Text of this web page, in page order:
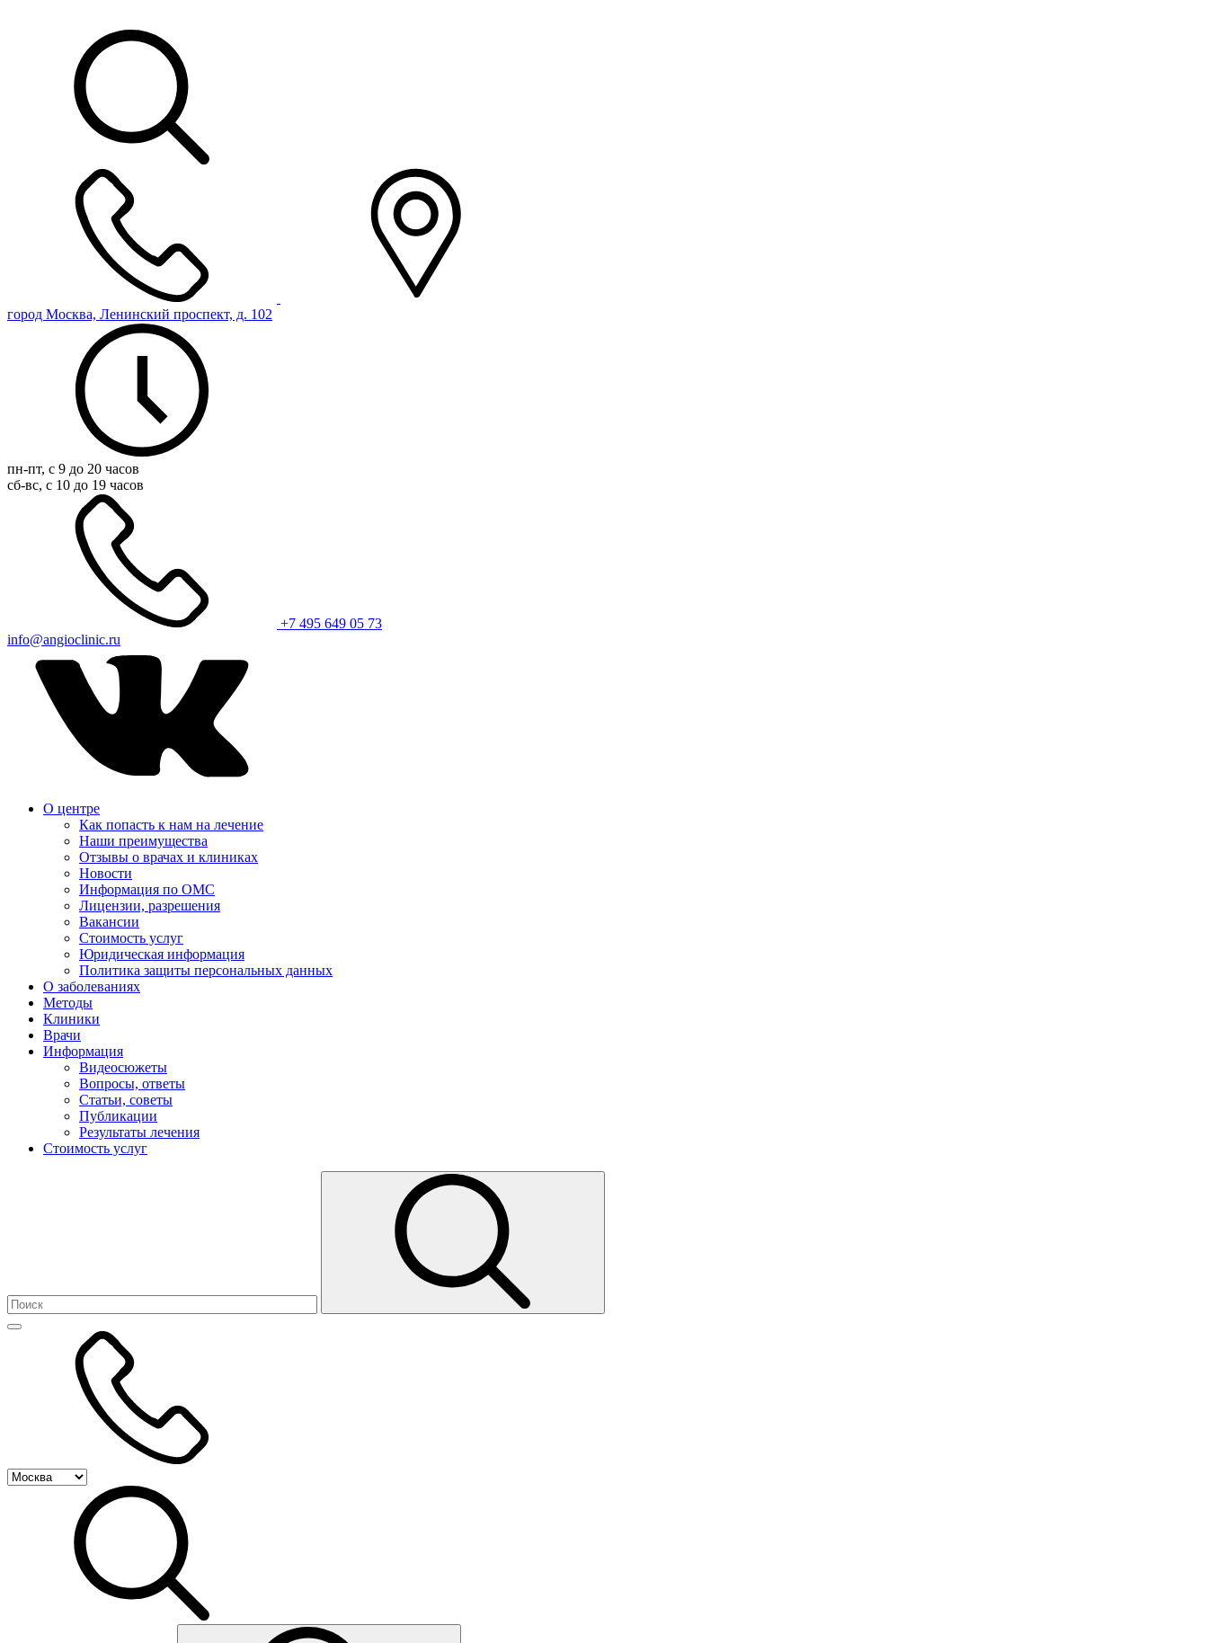
город Москва, Ленинский проспект, д. 102
пн-пт, с 9 до 20 часов
сб-вс, с 10 до 19 часов
+7 495 649 05 73
info@angioclinic.ru
О центре
Как попасть к нам на лечение
Наши преимущества
Отзывы о врачах и клиниках
Новости
Информация по ОМС
Лицензии, разрешения
Вакансии
Стоимость услуг
Юридическая информация
Политика защиты персональных данных
О заболеваниях
Методы
Клиники
Врачи
Информация
Видеосюжеты
Вопросы, ответы
Статьи, советы
Публикации
Результаты лечения
Стоимость услуг